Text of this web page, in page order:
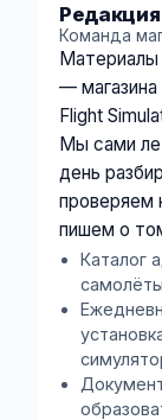
Команда
Материалы
—
Flight
Мы сами
день
проверяем
пишем о
Каталог